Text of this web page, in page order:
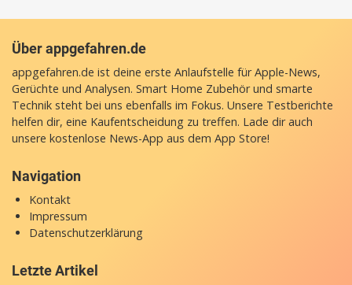
Über appgefahren.de
appgefahren.de ist deine erste Anlaufstelle für Apple-News,
Gerüchte und Analysen. Smart Home Zubehör und smarte
Technik steht bei uns ebenfalls im Fokus. Unsere Testberichte
helfen dir, eine Kaufentscheidung zu treffen. Lade dir auch
unsere kostenlose News-App aus dem App Store!
Navigation
Kontakt
Impressum
Datenschutzerklärung
Letzte Artikel